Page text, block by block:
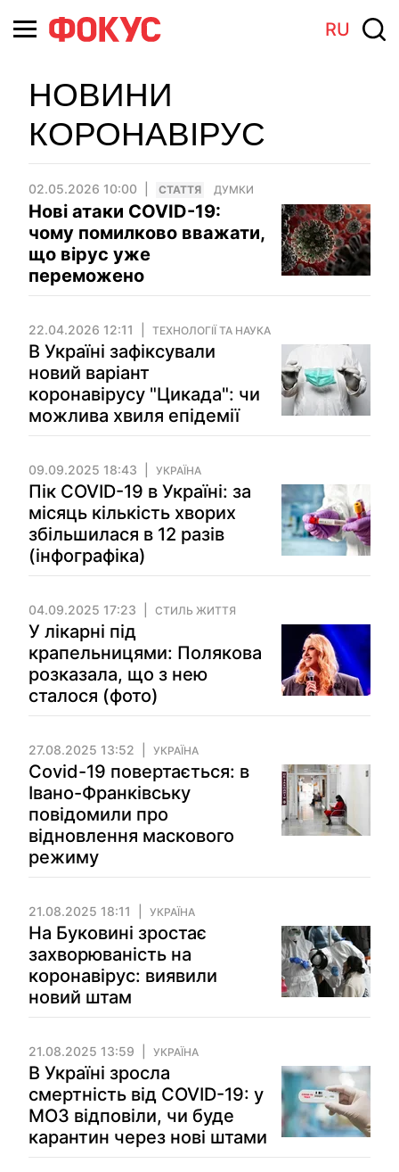
RU
НОВИНИ
КОРОНАВІРУС
02.05.2026 10:00 СТАТТЯ ДУМКИ
Нові атаки COVID-19:
чому помилково вважати,
що вірус уже
переможено
22.04.2026 12:11 ТЕХНОЛОГІЇ ТА НАУКА
В Україні зафіксували
новий варіант
коронавірусу "Цикада": чи
можлива хвиля епідемії
09.09.2025 18:43 УКРАЇНА
Пік COVID-19 в Україні: за
місяць кількість хворих
збільшилася в 12 разів
(інфографіка)
04.09.2025 17:23 СТИЛЬ ЖИТТЯ
У лікарні під
крапельницями: Полякова
розказала, що з нею
сталося (фото)
27.08.2025 13:52 УКРАЇНА
Covid-19 повертається: в
Івано-Франківську
повідомили про
відновлення маскового
режиму
21.08.2025 18:11 УКРАЇНА
На Буковині зростає
захворюваність на
коронавірус: виявили
новий штам
21.08.2025 13:59 УКРАЇНА
В Україні зросла
смертність від COVID-19: у
МОЗ відповіли, чи буде
карантин через нові штами